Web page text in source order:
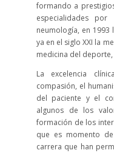
formando a
especialidades
neumología, en
ya en el siglo XXI la
medicina del
La excelencia
compasión, el
del paciente y el
algunos de los
formación de los
que es momento
carrera que han